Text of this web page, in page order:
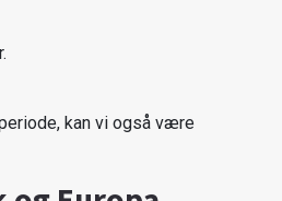
kan vi også være